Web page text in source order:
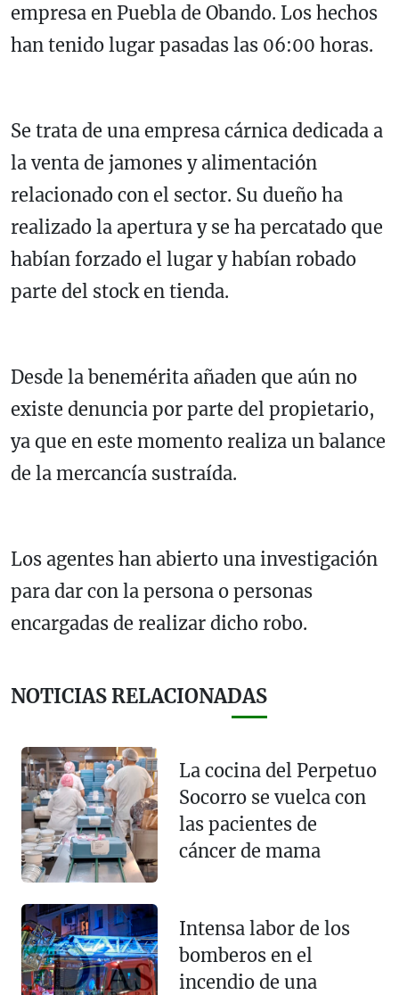
empresa en Puebla de Obando. Los hechos
han tenido lugar pasadas las 06:00 horas.
Se trata de una empresa cárnica dedicada a
la venta de jamones y alimentación
relacionado con el sector. Su dueño ha
realizado la apertura y se ha percatado que
habían forzado el lugar y habían robado
parte del stock en tienda.
Desde la benemérita añaden que aún no
existe denuncia por parte del propietario,
ya que en este momento realiza un balance
de la mercancía sustraída.
Los agentes han abierto una investigación
para dar con la persona o personas
encargadas de realizar dicho robo.
NOTICIAS RELACIONADAS
La cocina del Perpetuo
Socorro se vuelca con
las pacientes de
cáncer de mama
Intensa labor de los
bomberos en el
incendio de una